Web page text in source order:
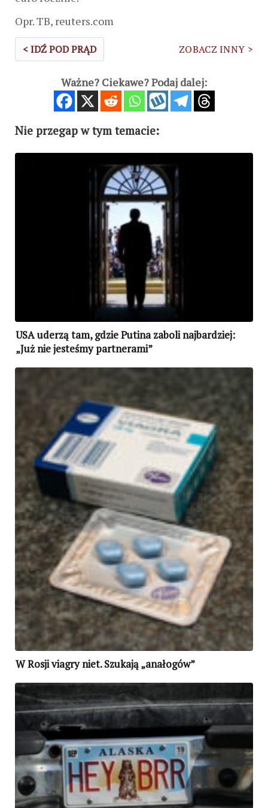
Opr. TB, reuters.com
< IDŹ POD PRĄD ZOBACZ INNY >
Ważne? Ciekawe? Podaj dalej:
Nie przegap w tym temacie:
USA uderzą tam, gdzie Putina zaboli najbardziej:
„Już nie jesteśmy partnerami”
W Rosji viagry niet. Szukają „anałogów”